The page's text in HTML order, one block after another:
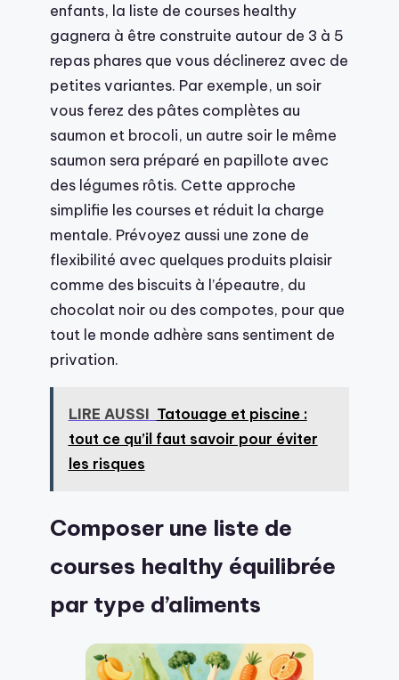
enfants, la liste de courses healthy
gagnera à être construite autour de 3 à 5
repas phares que vous déclinerez avec de
petites variantes. Par exemple, un soir
vous ferez des pâtes complètes au
saumon et brocoli, un autre soir le même
saumon sera préparé en papillote avec
des légumes rôtis. Cette approche
simplifie les courses et réduit la charge
mentale. Prévoyez aussi une zone de
flexibilité avec quelques produits plaisir
comme des biscuits à l’épeautre, du
chocolat noir ou des compotes, pour que
tout le monde adhère sans sentiment de
privation.
LIRE AUSSI Tatouage et piscine :
tout ce qu’il faut savoir pour éviter
les risques
Composer une liste de
courses healthy équilibrée
par type d’aliments